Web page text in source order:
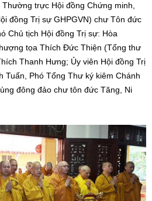
trực Hội đồng Chứng minh,
đồng Trị sự GHPGVN) chư Tôn đức
Chủ tịch Hội đồng Trị sự: Hòa
tọa Thích Đức Thiện (Tổng thư
Thanh Hưng; Ủy viên Hội đồng Trị
Phó Tổng Thư ký kiêm Chánh
đông đảo chư tôn đức Tăng, Ni